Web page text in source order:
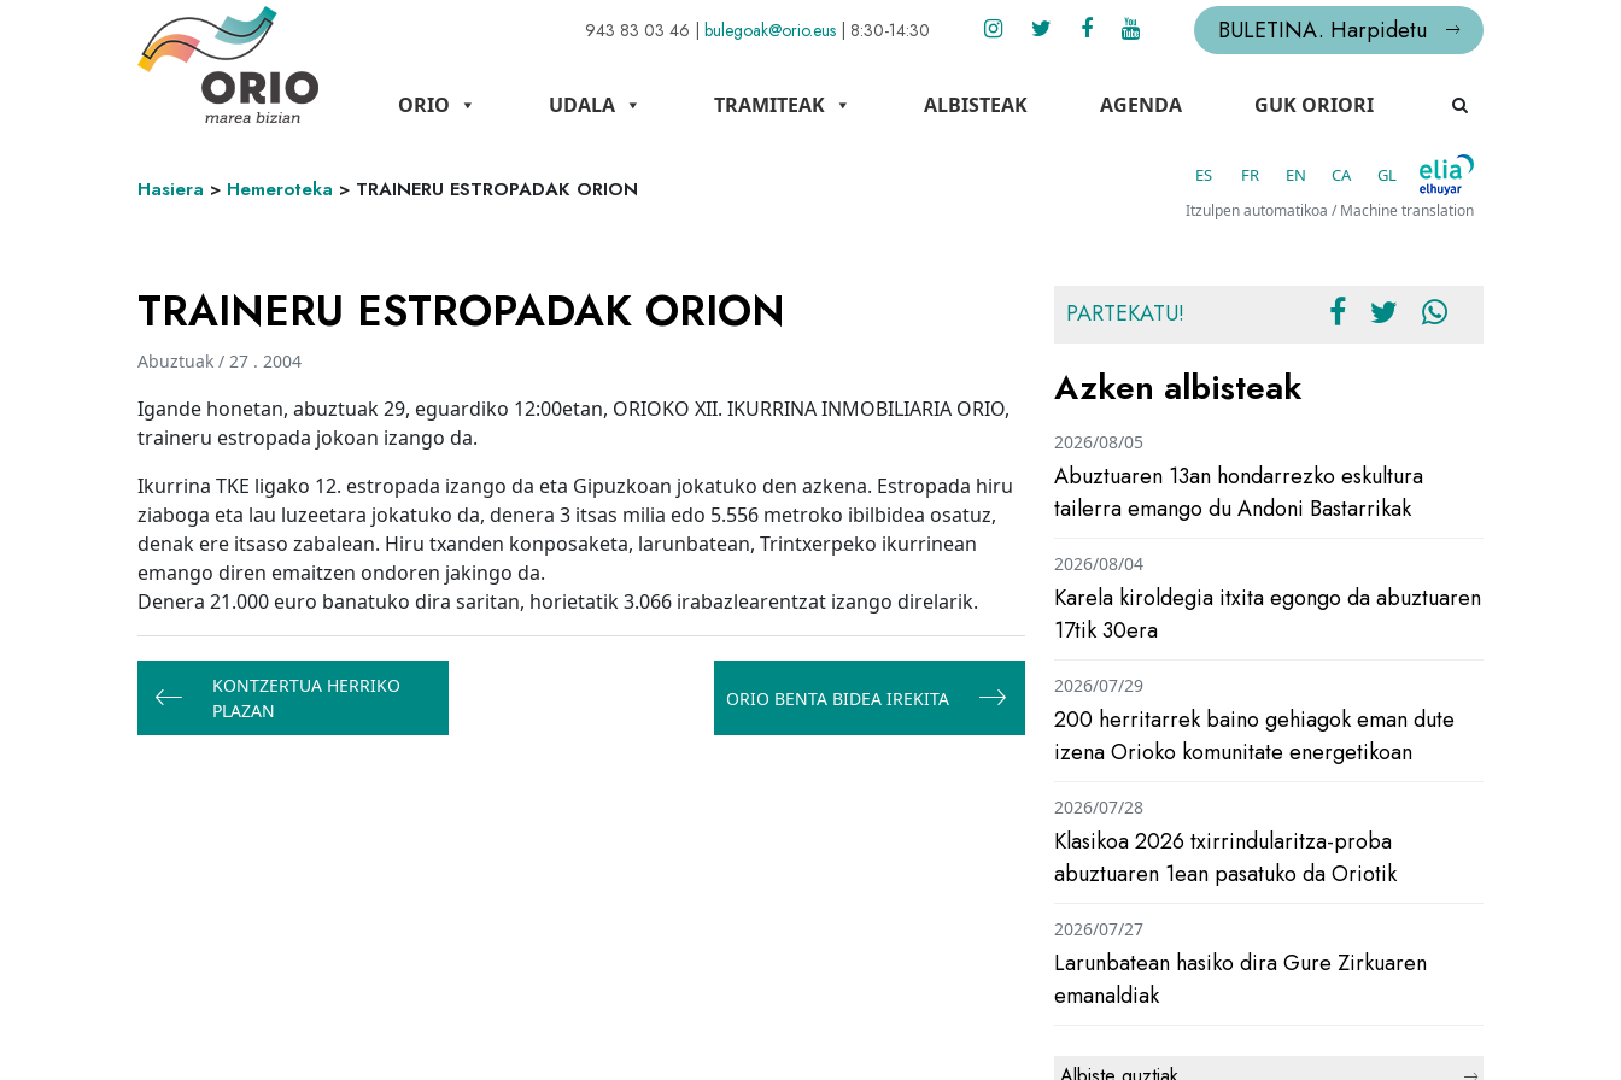
943 83 03 46 | bulegoak@orio.eus | 8:30-14:30 BULETINA. Harpidetu
ORIO UDALA TRAMITEAK ALBISTEAK AGENDA GUK ORIORI
Hasiera > Hemeroteka > TRAINERU ESTROPADAK ORION
ES FR EN CA GL
Itzulpen automatikoa / Machine translation
TRAINERU ESTROPADAK ORION
Abuztuak / 27 . 2004
Igande honetan, abuztuak 29, eguardiko 12:00etan, ORIOKO XII. IKURRINA INMOBILIARIA ORIO,
traineru estropada jokoan izango da.
Ikurrina TKE ligako 12. estropada izango da eta Gipuzkoan jokatuko den azkena. Estropada hiru
ziaboga eta lau luzeetara jokatuko da, denera 3 itsas milia edo 5.556 metroko ibilbidea osatuz,
denak ere itsaso zabalean. Hiru txanden konposaketa, larunbatean, Trintxerpeko ikurrinean
emango diren emaitzen ondoren jakingo da.
Denera 21.000 euro banatuko dira saritan, horietatik 3.066 irabazlearentzat izango direlarik.
Bidalketetan
zehar
nabigatu
KONTZERTUA HERRIKO
PLAZAN
ORIO BENTA BIDEA IREKITA
PARTEKATU!
Azken albisteak
Abuztuaren 13an hondarrezko eskultura
tailerra emango du Andoni Bastarrikak
2026/08/05
Karela kiroldegia itxita egongo da abuztuaren
17tik 30era
2026/08/04
200 herritarrek baino gehiagok eman dute
izena Orioko komunitate energetikoan
2026/07/29
Klasikoa 2026 txirrindularitza-proba
abuztuaren 1ean pasatuko da Oriotik
2026/07/28
Larunbatean hasiko dira Gure Zirkuaren
emanaldiak
2026/07/27